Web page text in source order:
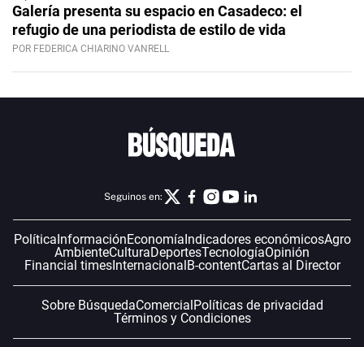
Galería presenta su espacio en Casadeco: el
refugio de una periodista de estilo de vida
POR FEDERICA CHIARINO VANRELL
Seguinos en:
PolíticaInformaciónEconomíaIndicadores económicosAgro
AmbienteCulturaDeportesTecnologíaOpinión
Financial timesInternacionalB-contentCartas al Director
Sobre BúsquedaComercialPolíticas de privacidad
Términos y Condiciones